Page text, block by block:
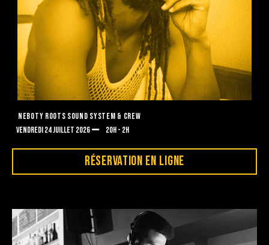
NEBOTY ROOTS SOUND SYSTEM & CREW
VENDREDI 24 JUILLET 2026
20H - 2H
RÉSERVATION EN LIGNE